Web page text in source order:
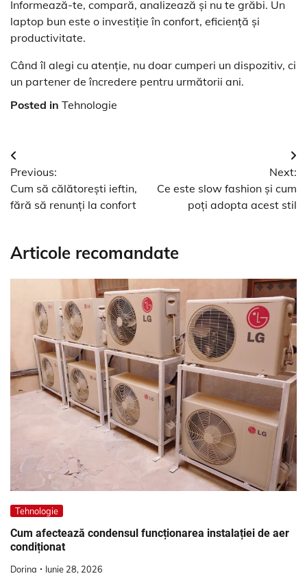
Informează-te, compară, analizează și nu te grăbi. Un
laptop bun este o investiție în confort, eficiență și
productivitate.
Când îl alegi cu atenție, nu doar cumperi un dispozitiv, ci
un partener de încredere pentru următorii ani.
Posted in Tehnologie
Navigare
în
articole
Previous:
Cum să călătorești ieftin,
fără să renunți la confort
Next:
Ce este slow fashion și cum
poți adopta acest stil
Articole recomandate
Tehnologie
Cum afectează condensul funcționarea instalației de aer
condiționat
Dorina Iunie 28, 2026